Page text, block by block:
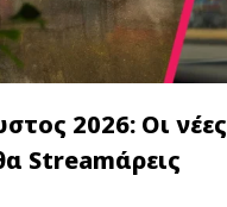
2026: Οι νέες
Streamάρεις